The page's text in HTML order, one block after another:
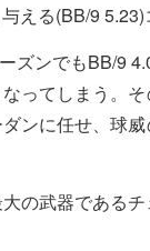
る(BB/9 5.23)
ンでもBB/9
ってしまう。
ンに任せ、球
の武器である